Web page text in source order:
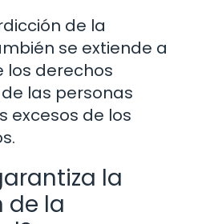
de la
se extiende a
los derechos
las personas
excesos de los
la
de la